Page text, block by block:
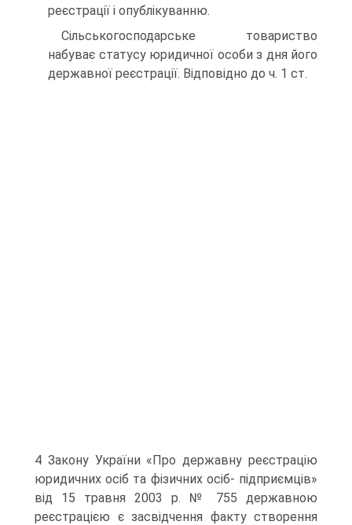
реєстрації і опуб­лікуванню.
Сільськогосподарське товариство
набуває статусу юридичної особи з дня його
державної реєстрації. Відповідно до ч. 1 ст.
4 Закону України «Про державну реєстрацію
юридичних осіб та фізичних осіб- підприємців»
від 15 травня 2003 р. № 755 державною
реєстрацією є засвідчення факту створення